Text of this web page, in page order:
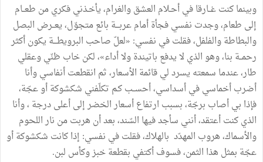
وبينماكنتغــارقافيأحـلام العشقوالغرام،يأخـذنيفكريمن طعــام
إلى طعام،وجدت نفسيفجأةأمامعربـــة بائعمتجوّل،يعــرض البصل
والبطاطةوالفلفل،فقلتفي نفسي:
«لعلّ صاحب البرويطـــة يكونأكثر
رحمــة بنا،وهوالذي لايدفع باتيندةولاأداء»،لكنخاب ظنّيوعقلي
طار،عندما سمعته يسردليقائمة الأسعار،ثم انقطعتأنفاسيوأنا
أضربأخماسيفيأسداسي،أحســبكـم تكلّفني شكشوكةأوعجّة،
فإذا بيأصاب برجّة،بسبب ارتفاعأسعارالخضرإلىأعلىدرجة ،وأنا
الذيكنتأعتقد،أنني سأجدفيها السّند،بعدأن هربتمن ناراللحوم
والأسماك،هروب المهدّد بالهلاك،فقلتفي نفسي: إذاكانت شكشوكةأو
عجّة بمثل هذا الثمن،فسوفأكتفي بقطعةخبزوكأس لبن.